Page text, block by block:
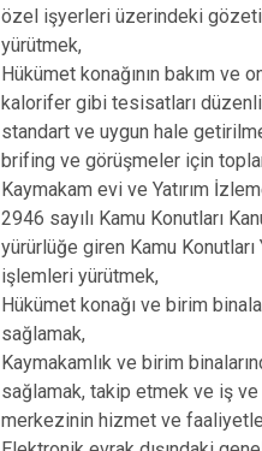
özel işyerleri üzerindeki
yürütmek,
Hükümet konağının bakım ve
kalorifer gibi tesisatları düzenli
standart ve uygun hale
brifing ve görüşmeler için
Kaymakam evi ve Yatırım
2946 sayılı Kamu Konutları
yürürlüğe giren Kamu
işlemleri yürütmek,
Hükümet konağı ve birim
sağlamak,
Kaymakamlık ve birim
sağlamak, takip etmek ve iş
merkezinin hizmet ve